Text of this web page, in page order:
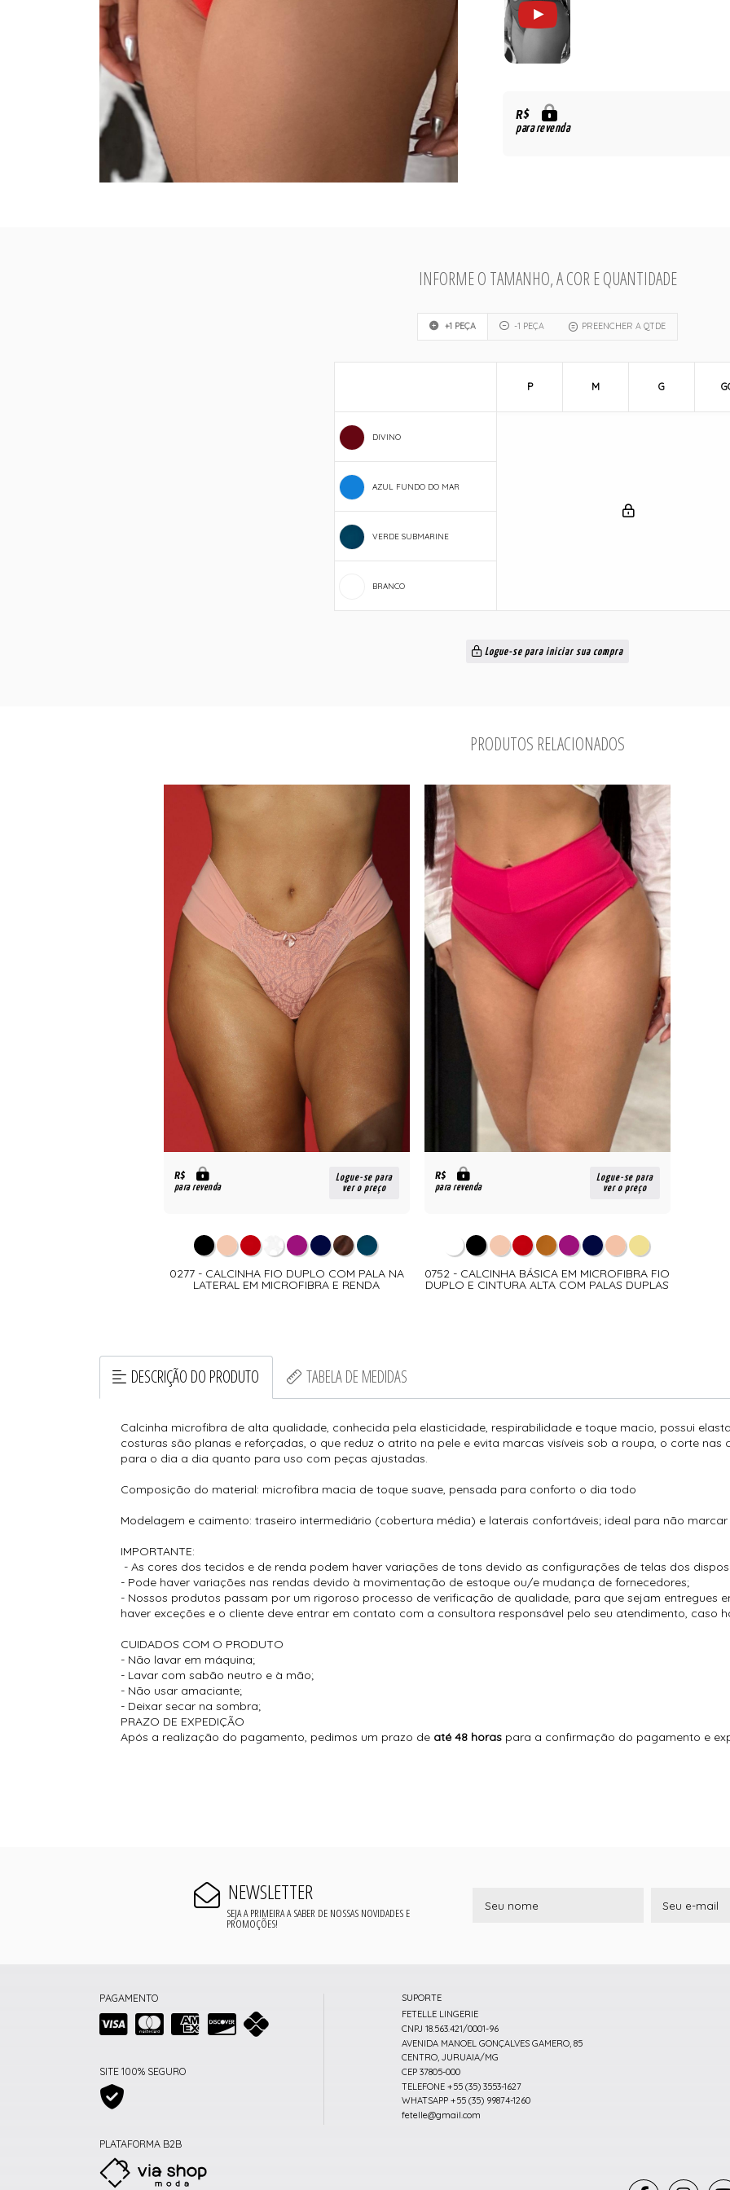
R$
para revenda
INFORME O TAMANHO, A COR E QUANTIDADE
+1 PEÇA -1 PEÇA PREENCHER A QTDE
DIVINO
AZUL FUNDO DO MAR
VERDE SUBMARINE
BRANCO
P M G
Logue-se para iniciar sua compra
PRODUTOS RELACIONADOS
R$
para revenda
Logue-se para
ver o preço
0277 - CALCINHA FIO DUPLO COM PALA NA
LATERAL EM MICROFIBRA E RENDA
R$
para revenda
Logue-se para
ver o preço
0752 - CALCINHA BÁSICA EM MICROFIBRA FIO
DUPLO E CINTURA ALTA COM PALAS DUPLAS
DESCRIÇÃO DO PRODUTO TABELA DE MEDIDAS
Calcinha microfibra de alta qualidade, conhecida pela elasticidade, respirabilidade e toque macio, possui
costuras são planas e reforçadas, o que reduz o atrito na pele e evita marcas visíveis sob a roupa, o corte
para o dia a dia quanto para uso com peças ajustadas.
Composição do material: microfibra macia de toque suave, pensada para conforto o dia todo
Modelagem e caimento: traseiro intermediário (cobertura média) e laterais confortáveis; ideal para não
IMPORTANTE:
- As cores dos tecidos e de renda podem haver variações de tons devido as configurações de telas dos
- Pode haver variações nas rendas devido à movimentação de estoque ou/e mudança de fornecedores;
- Nossos produtos passam por um rigoroso processo de verificação de qualidade, para que sejam entregues
haver exceções e o cliente deve entrar em contato com a consultora responsável pelo seu atendimento, caso
CUIDADOS COM O PRODUTO
- Não lavar em máquina;
- Lavar com sabão neutro e à mão;
- Não usar amaciante;
- Deixar secar na sombra;
PRAZO DE EXPEDIÇÃO
Após a realização do pagamento, pedimos um prazo de até 48 horas para a confirmação do pagamento e
NEWSLETTER
SEJA A PRIMEIRA A SABER DE NOSSAS NOVIDADES E
PROMOÇÕES!
PAGAMENTO
SITE 100% SEGURO
PLATAFORMA B2B
SUPORTE
FETELLE LINGERIE
CNPJ 18.563.421/0001-96
AVENIDA MANOEL GONÇALVES GAMERO, 85
CENTRO, JURUAIA/MG
CEP 37805-000
TELEFONE +55 (35) 3553-1627
WHATSAPP +55 (35) 99874-1260
fetelle@gmail.com